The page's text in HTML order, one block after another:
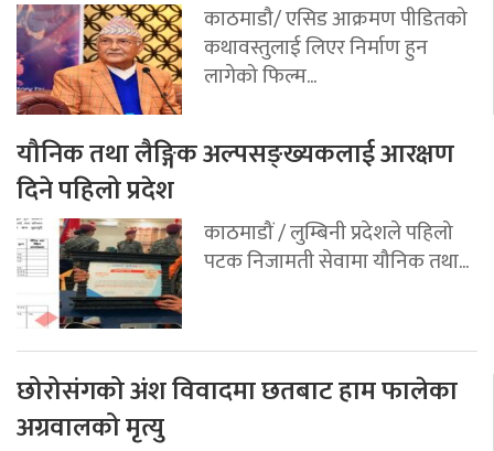
काठमाडौ/ एसिड आक्रमण पीडितको
कथावस्तुलाई लिएर निर्माण हुन
लागेको फिल्म...
यौनिक तथा लैङ्गिक अल्पसङ्ख्यकलाई आरक्षण
दिने पहिलो प्रदेश
काठमाडौं / लुम्बिनी प्रदेशले पहिलो
पटक निजामती सेवामा यौनिक तथा...
छोरोसंगको अंश विवादमा छतबाट हाम फालेका
अग्रवालको मृत्यु